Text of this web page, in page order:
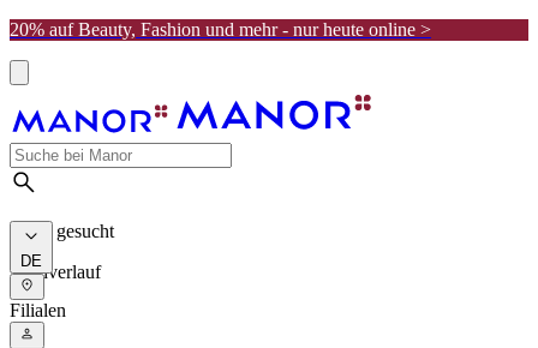
20% auf Beauty, Fashion und mehr - nur heute online >
Meist gesucht
Suchverlauf
DE
Filialen